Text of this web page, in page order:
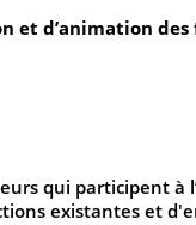
d’animation
qui participent
existantes et